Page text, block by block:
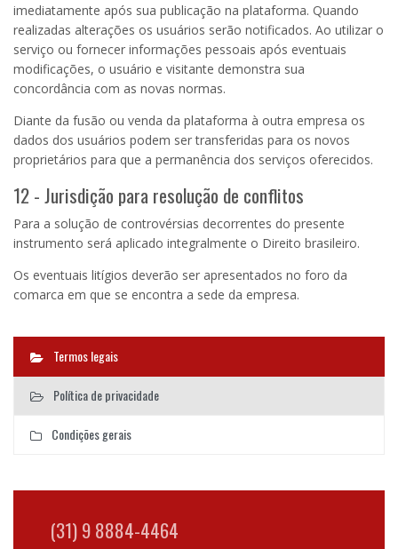
imediatamente após sua publicação na plataforma. Quando
realizadas alterações os usuários serão notificados. Ao utilizar o
serviço ou fornecer informações pessoais após eventuais
modificações, o usuário e visitante demonstra sua
concordância com as novas normas.
Diante da fusão ou venda da plataforma à outra empresa os
dados dos usuários podem ser transferidas para os novos
proprietários para que a permanência dos serviços oferecidos.
12 - Jurisdição para resolução de conflitos
Para a solução de controvérsias decorrentes do presente
instrumento será aplicado integralmente o Direito brasileiro.
Os eventuais litígios deverão ser apresentados no foro da
comarca em que se encontra a sede da empresa.
Termos legais
Política de privacidade
Condições gerais
(31) 9 8884-4464